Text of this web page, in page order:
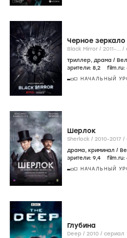
Черное зеркало
Black Mirror / 2011-... /
триллер, драма /
зрители: 8,2 film.ru:
НАЧАЛЬНЫЙ
Шерлок
Sherlock / 2010-2017 /
драма, криминал /
зрители: 9,4 film.ru:
НАЧАЛЬНЫЙ
Глубина
Deep / 2010 / сериал